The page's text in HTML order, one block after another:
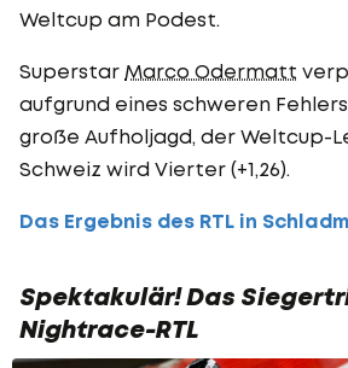
Weltcup am Podest.
Superstar Marco Odermatt
aufgrund eines schweren
große Aufholjagd, der Weltcup-
Schweiz wird Vierter (+1,26).
Das Ergebnis des RTL in
Spektakulär! Das
Nightrace-RTL